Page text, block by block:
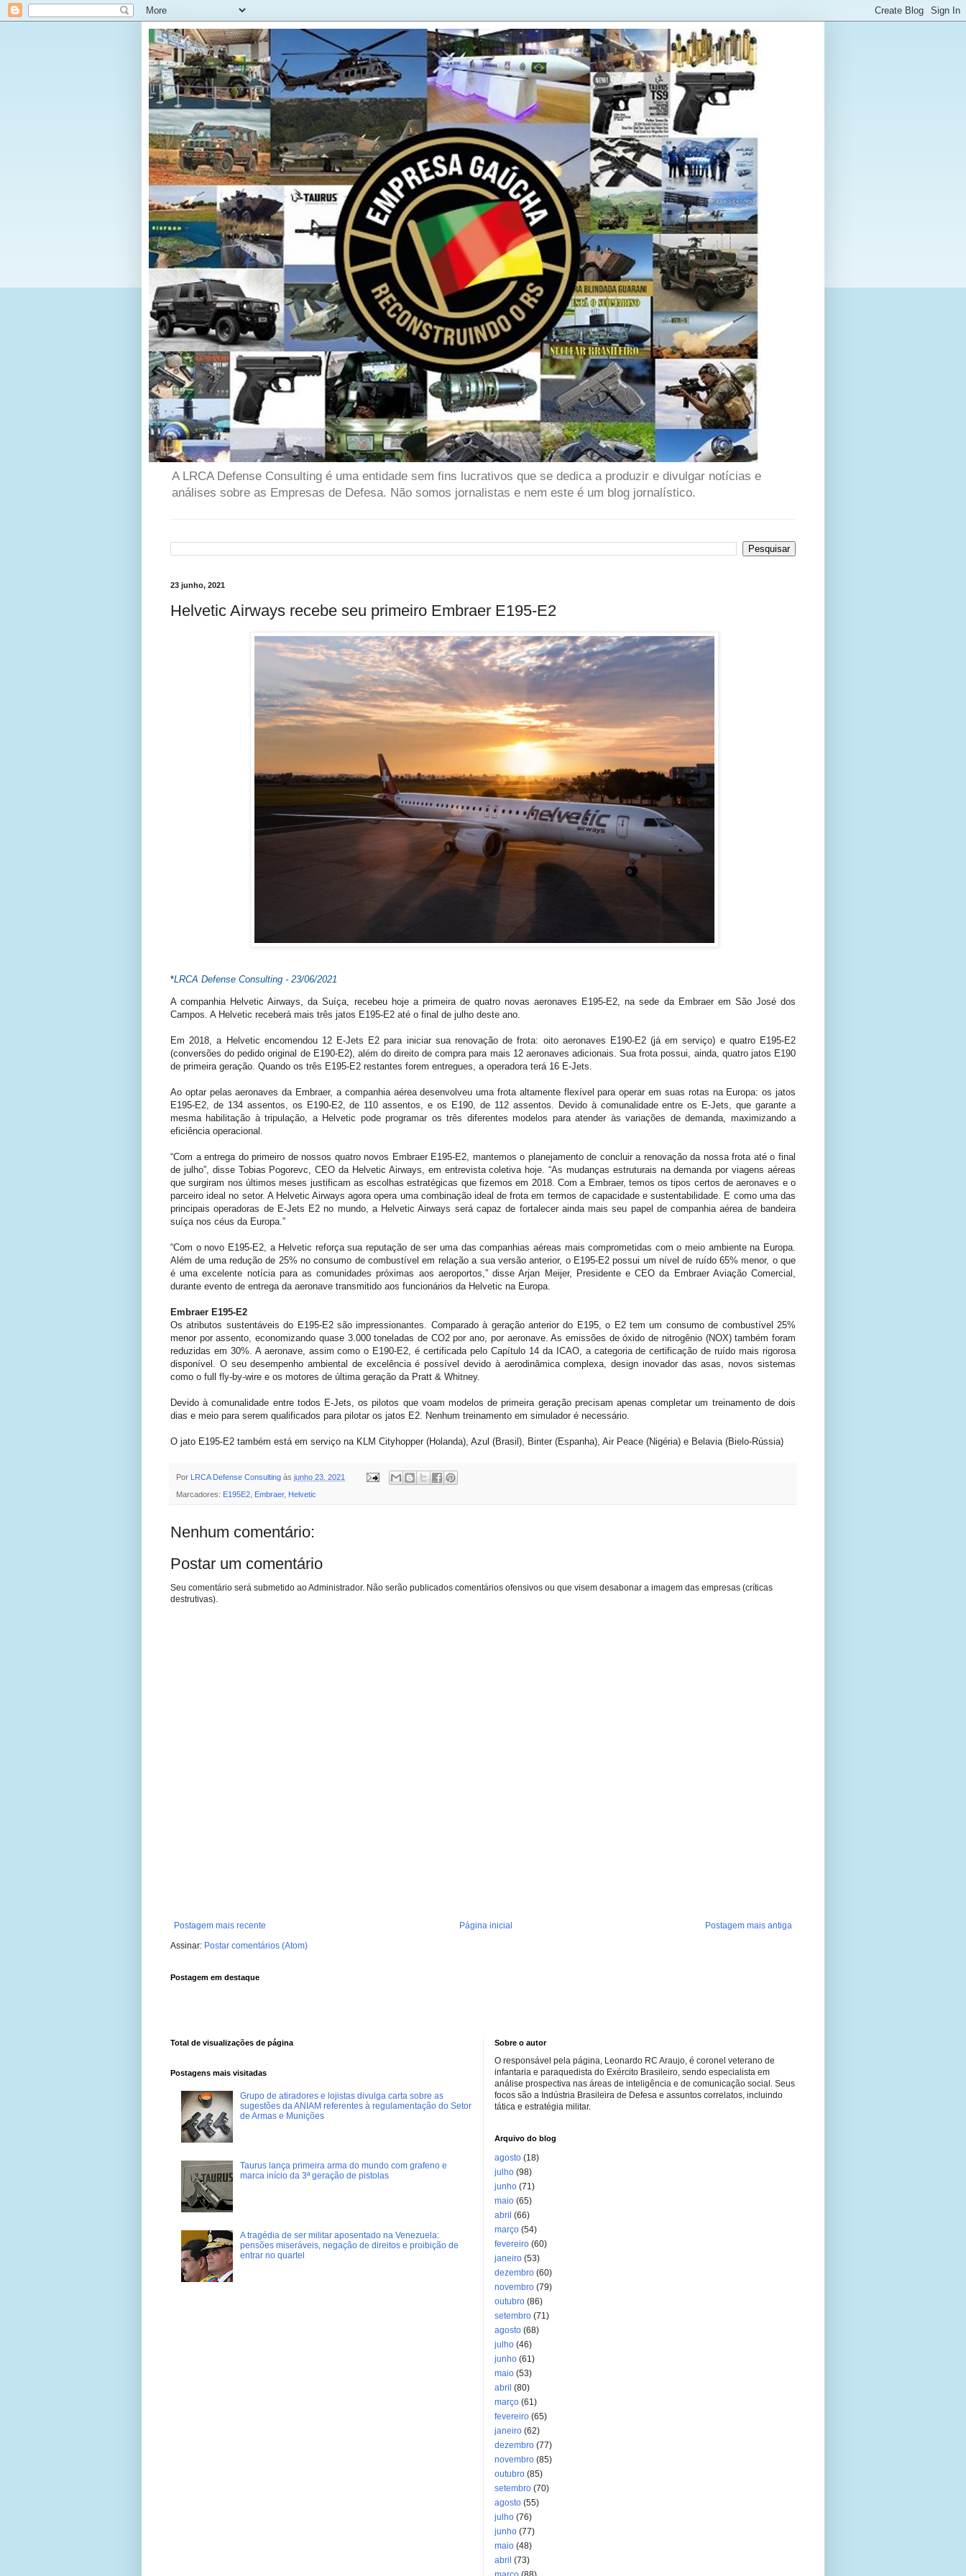
A LRCA Defense Consulting é uma entidade sem fins lucrativos que se dedica a produzir e divulgar notícias e
análises sobre as Empresas de Defesa. Não somos jornalistas e nem este é um blog jornalístico.
23 junho, 2021
Helvetic Airways recebe seu primeiro Embraer E195-E2
*LRCA Defense Consulting - 23/06/2021
A companhia Helvetic Airways, da Suíça, recebeu hoje a primeira de quatro novas aeronaves E195-E2, na sede da Embraer em São José dos
Campos. A Helvetic receberá mais três jatos E195-E2 até o final de julho deste ano.
Em 2018, a Helvetic encomendou 12 E-Jets E2 para iniciar sua renovação de frota: oito aeronaves E190-E2 (já em serviço) e quatro E195-E2
(conversões do pedido original de E190-E2), além do direito de compra para mais 12 aeronaves adicionais. Sua frota possui, ainda, quatro jatos E190
de primeira geração. Quando os três E195-E2 restantes forem entregues, a operadora terá 16 E-Jets.
Ao optar pelas aeronaves da Embraer, a companhia aérea desenvolveu uma frota altamente flexível para operar em suas rotas na Europa: os jatos
E195-E2, de 134 assentos, os E190-E2, de 110 assentos, e os E190, de 112 assentos. Devido à comunalidade entre os E-Jets, que garante a
mesma habilitação à tripulação, a Helvetic pode programar os três diferentes modelos para atender às variações de demanda, maximizando a
eficiência operacional.
“Com a entrega do primeiro de nossos quatro novos Embraer E195-E2, mantemos o planejamento de concluir a renovação da nossa frota até o final
de julho”, disse Tobias Pogorevc, CEO da Helvetic Airways, em entrevista coletiva hoje. “As mudanças estruturais na demanda por viagens aéreas
que surgiram nos últimos meses justificam as escolhas estratégicas que fizemos em 2018. Com a Embraer, temos os tipos certos de aeronaves e o
parceiro ideal no setor. A Helvetic Airways agora opera uma combinação ideal de frota em termos de capacidade e sustentabilidade. E como uma das
principais operadoras de E-Jets E2 no mundo, a Helvetic Airways será capaz de fortalecer ainda mais seu papel de companhia aérea de bandeira
suíça nos céus da Europa.”
“Com o novo E195-E2, a Helvetic reforça sua reputação de ser uma das companhias aéreas mais comprometidas com o meio ambiente na Europa.
Além de uma redução de 25% no consumo de combustível em relação a sua versão anterior, o E195-E2 possui um nível de ruído 65% menor, o que
é uma excelente notícia para as comunidades próximas aos aeroportos,” disse Arjan Meijer, Presidente e CEO da Embraer Aviação Comercial,
durante evento de entrega da aeronave transmitido aos funcionários da Helvetic na Europa.
Embraer E195-E2
Os atributos sustentáveis do E195-E2 são impressionantes. Comparado à geração anterior do E195, o E2 tem um consumo de combustível 25%
menor por assento, economizando quase 3.000 toneladas de CO2 por ano, por aeronave. As emissões de óxido de nitrogênio (NOX) também foram
reduzidas em 30%. A aeronave, assim como o E190-E2, é certificada pelo Capítulo 14 da ICAO, a categoria de certificação de ruído mais rigorosa
disponível. O seu desempenho ambiental de excelência é possível devido à aerodinâmica complexa, design inovador das asas, novos sistemas
como o full fly-by-wire e os motores de última geração da Pratt & Whitney.
Devido à comunalidade entre todos E-Jets, os pilotos que voam modelos de primeira geração precisam apenas completar um treinamento de dois
dias e meio para serem qualificados para pilotar os jatos E2. Nenhum treinamento em simulador é necessário.
O jato E195-E2 também está em serviço na KLM Cityhopper (Holanda), Azul (Brasil), Binter (Espanha), Air Peace (Nigéria) e Belavia (Bielo-Rússia)
Por LRCA Defense Consulting às junho 23, 2021
Marcadores: E195E2 Embraer, Helvetic
Nenhum comentário:
Postar um comentário
Seu comentário será submetido ao Administrador. Não serão publicados comentários ofensivos ou que visem desabonar a imagem das empresas (críticas
destrutivas).
Postagem mais recente Postagem mais antiga
Página inicial
Assinar: Postar comentários (Atom)
Postagem em destaque
Total de visualizações de página
Postagens mais visitadas
Grupo de atiradores e lojistas divulga carta sobre as
sugestões da ANIAM referentes à regulamentação do Setor
de Armas e Munições
Taurus lança primeira arma do mundo com grafeno e
marca início da 3ª geração de pistolas
A tragédia de ser militar aposentado na Venezuela:
pensões miseráveis, negação de direitos e proibição de
entrar no quartel
Sobre o autor
O responsável pela página, Leonardo RC Araujo, é coronel veterano de
infantaria e paraquedista do Exército Brasileiro, sendo especialista em
análise prospectiva nas áreas de inteligência e de comunicação social. Seus
focos são a Indústria Brasileira de Defesa e assuntos correlatos, incluindo
tática e estratégia militar.
Arquivo do blog
agosto (18)
julho (98)
junho (71)
maio (65)
abril (66)
março (54)
fevereiro (60)
janeiro (53)
dezembro (60)
novembro (79)
outubro (86)
setembro (71)
agosto (68)
julho (46)
junho (61)
maio (53)
abril (80)
março (61)
fevereiro (65)
janeiro (62)
dezembro (77)
novembro (85)
outubro (85)
setembro (70)
agosto (55)
julho (76)
junho (77)
maio (48)
abril (73)